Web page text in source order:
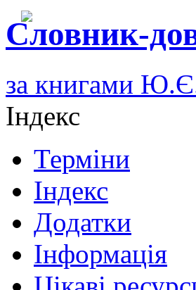
Словник-
за книгами
Індекс
Терміни
Індекс
Додатки
Інформація